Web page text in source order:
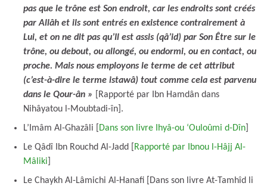
pas que le trône est Son endroit, car les endroits sont créés
par Allâh et ils sont entrés en existence contrairement à
Lui, et on ne dit pas qu’Il est assis (qâ’id) par Son Être sur le
trône, ou debout, ou allongé, ou endormi, ou en contact, ou
proche. Mais nous employons le terme de cet attribut
(c’est-à-dire le terme istawâ) tout comme cela est parvenu
dans le Qour-ân »
[Rapporté par Ibn Hamdân dans
Nihâyatou l-Moubtadi-în].
L’Imâm Al-Ghazâli [
Dans son livre Ihyâ-ou ‘Ouloûmi d-Dîn
Le Qâdî Ibn Rouchd Al-Jadd [
Rapporté par Ibnou l-Hâjj Al-
Mâliki
Le Chaykh Al-Lâmichi Al-Hanafi [Dans son livre At-Tamhîd li